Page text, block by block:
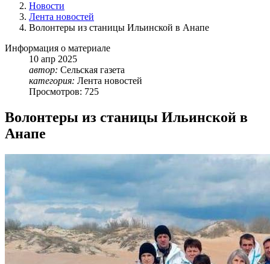
Новости
Лента новостей
Волонтеры из станицы Ильинской в Анапе
Информация о материале
10 апр 2025
автор: Сельская газета
категория: Лента новостей
Просмотров: 725
Волонтеры из станицы Ильинской в
Анапе